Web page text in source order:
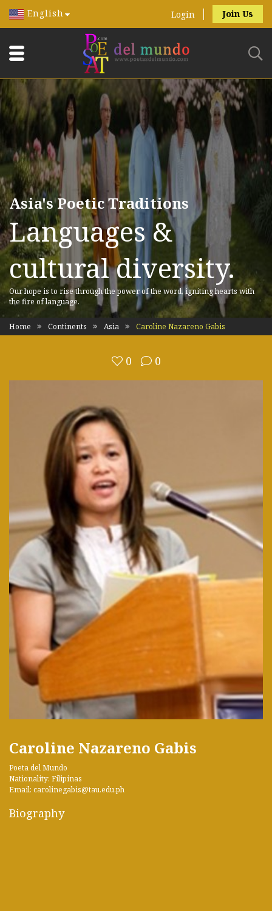
English Login Join Us
Asia's Poetic Traditions
Languages &
cultural diversity.
Our hope is to rise through the power of the word, igniting hearts with
the fire of language.
Home Continents Asia Caroline Nazareno Gabis
0 0
Caroline Nazareno Gabis
Poeta del Mundo
Nationality: Filipinas
Email: carolinegabis@tau.edu.ph
Biography